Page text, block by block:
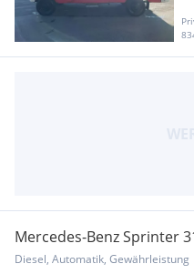
Mercedes-Benz Sprinter
Hochdach Standard
Diesel, Automatik, Gewährleistung